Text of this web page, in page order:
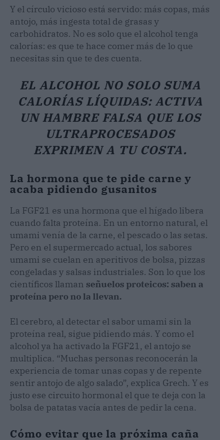
Y el círculo vicioso está servido: más copas, más
antojo, más ingesta total de grasas y
carbohidratos. No es solo que el alcohol tenga
calorías: es que te hace comer más de lo que
necesitas sin que te des cuenta.
EL ALCOHOL NO SOLO SUMA
CALORÍAS LÍQUIDAS: ACTIVA
UN HAMBRE FALSA QUE LOS
ULTRAPROCESADOS
EXPRIMEN A TU COSTA.
La hormona que te pide carne y
acaba pidiendo gusanitos
La FGF21 es una hormona que el hígado libera
cuando falta proteína. En un entorno natural, el
umami venía de la carne, el pescado o las setas.
Pero en el supermercado actual, los sabores
umami se cuelan en aperitivos de bolsa, pizzas
congeladas y salsas industriales. Son lo que los
científicos llaman señuelos proteicos: saben a
proteína pero no la llevan.
El cerebro, al detectar el sabor umami sin la
proteína real, sigue pidiendo más. Y como el
alcohol ya ha activado la FGF21, el antojo se
multiplica. “Muchas personas reconocerán la
experiencia de tomar unas copas y de repente
sentir antojo de algo salado”, explica Grech. Y es
justo ese circuito hormonal el que te deja con la
bolsa de patatas vacía antes de pedir la cena.
Cómo evitar que la próxima caña